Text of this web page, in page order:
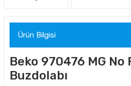
Ürün Bilgisi
Beko 970476 MG No
Buzdolabı